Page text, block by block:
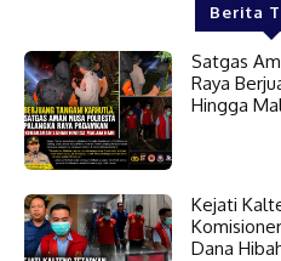
Berita
Satgas
Raya
Hingga
Kejati
Dana